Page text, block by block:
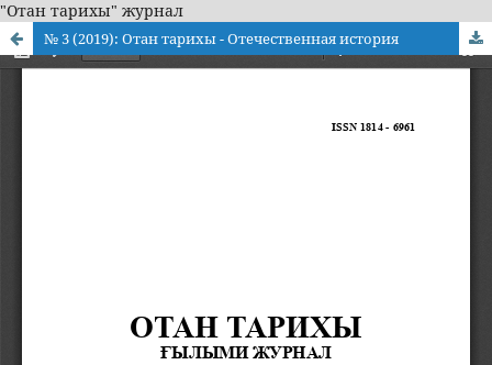
"Отан тарихы" журнал
№ 3 (2019): Отан тарихы - Отечественная история